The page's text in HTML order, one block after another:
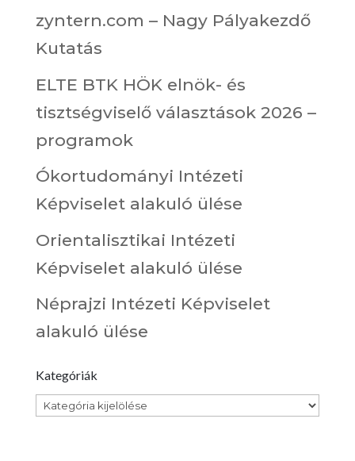
zyntern.com – Nagy Pályakezdő
Kutatás
ELTE BTK HÖK elnök- és
tisztségviselő választások 2026 –
programok
Ókortudományi Intézeti
Képviselet alakuló ülése
Orientalisztikai Intézeti
Képviselet alakuló ülése
Néprajzi Intézeti Képviselet
alakuló ülése
Kategóriák
Kategóriák